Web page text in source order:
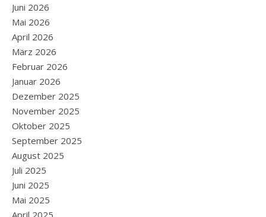
Juni 2026
Mai 2026
April 2026
März 2026
Februar 2026
Januar 2026
Dezember 2025
November 2025
Oktober 2025
September 2025
August 2025
Juli 2025
Juni 2025
Mai 2025
April 2025